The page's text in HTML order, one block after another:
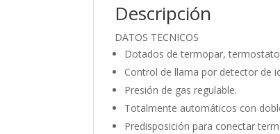
Descripción
DATOS TECNICOS
Dotados de termopar,
Control de llama por detector de
Presión de gas regulable.
Totalmente automáticos con
Predisposición para conectar